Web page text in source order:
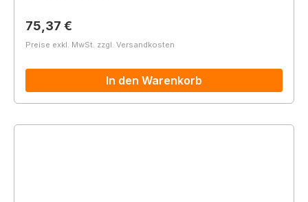
Regulärer Preis:
75,37 €
Preise exkl. MwSt. zzgl. Versandkosten
In den Warenkorb